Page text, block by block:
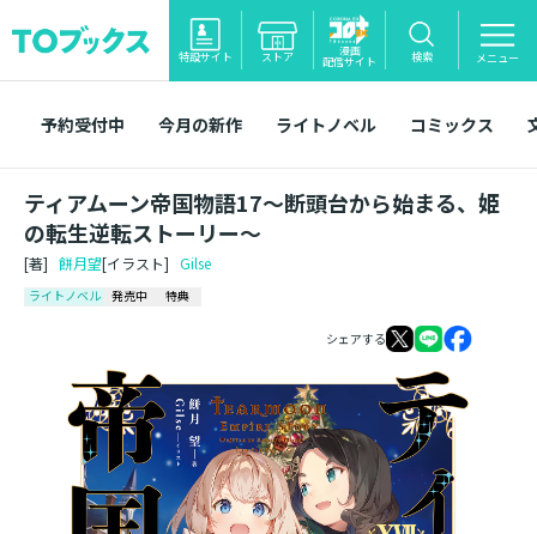
特設サイト ストア 漫画
配信サイト 検索 メニュー
予約受付中 今月の新作 ライトノベル コミックス
ティアムーン帝国物語17～断頭台から始まる、姫
の転生逆転ストーリー～
[著] 餅月望[イラスト] Gilse
ライトノベル 発売中 特典
シェアする